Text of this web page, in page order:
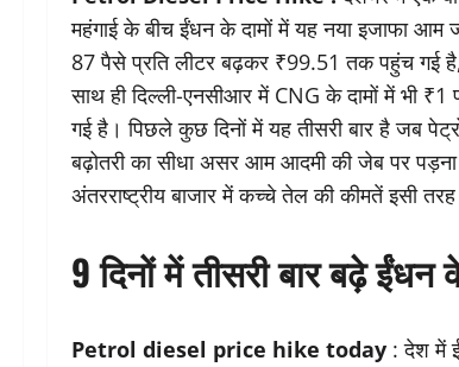
महंगाई के बीच ईंधन के दामों में यह नया इजाफा आम
87 पैसे प्रति लीटर बढ़कर ₹99.51 तक पहुंच गई
साथ ही दिल्ली-एनसीआर में CNG के दामों में भी
गई है। पिछले कुछ दिनों में यह तीसरी बार है जब
बढ़ोतरी का सीधा असर आम आदमी की जेब पर पड़ना
अंतरराष्ट्रीय बाजार में कच्चे तेल की कीमतें इसी
9 दिनों में तीसरी बार बढ़े ईंधन
Petrol diesel price hike today : देश में